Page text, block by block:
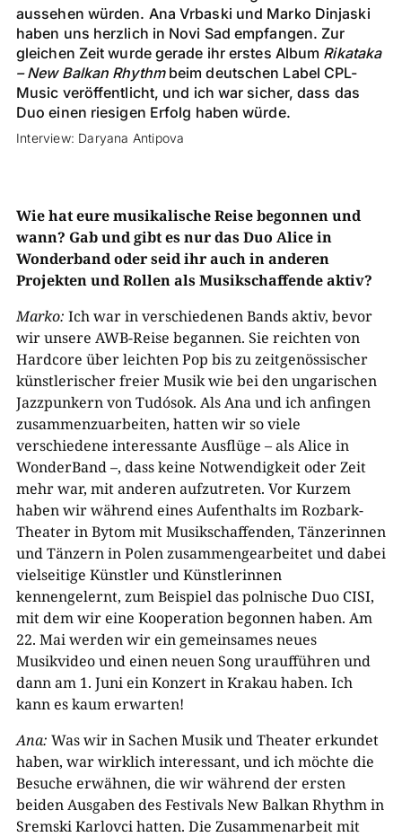
aussehen würden. Ana Vrbaski und Marko Dinjaski
haben uns herzlich in Novi Sad empfangen. Zur
gleichen Zeit wurde gerade ihr erstes Album Rikataka
– New Balkan Rhythmbeim deutschen Label CPL-
Music veröffentlicht, und ich war sicher, dass das
Duo einen riesigen Erfolg haben würde.
Interview: Daryana Antipova
Wie hat eure musikalische Reise begonnen und
wann? Gab und gibt es nur das Duo Alice in
Wonderband oder seid ihr auch in anderen
Projekten und Rollen als Musikschaffende aktiv?
Marko: Ich war in verschiedenen Bands aktiv, bevor
wir unsere AWB-Reise begannen. Sie reichten von
Hardcore über leichten Pop bis zu zeitgenössischer
künstlerischer freier Musik wie bei den ungarischen
Jazzpunkern von Tudósok. Als Ana und ich anfingen
zusammenzuarbeiten, hatten wir so viele
verschiedene interessante Ausflüge – als Alice in
WonderBand –, dass keine Notwendigkeit oder Zeit
mehr war, mit anderen aufzutreten. Vor Kurzem
haben wir während eines Aufenthalts im Rozbark-
Theater in Bytom mit Musikschaffenden, Tänzerinnen
und Tänzern in Polen zusammengearbeitet und dabei
vielseitige Künstler und Künstlerinnen
kennengelernt, zum Beispiel das polnische Duo CISI,
mit dem wir eine Kooperation begonnen haben. Am
22. Mai werden wir ein gemeinsames neues
Musikvideo und einen neuen Song uraufführen und
dann am 1. Juni ein Konzert in Krakau haben. Ich
kann es kaum erwarten!
Ana: Was wir in Sachen Musik und Theater erkundet
haben, war wirklich interessant, und ich möchte die
Besuche erwähnen, die wir während der ersten
beiden Ausgaben des Festivals New Balkan Rhythm in
Sremski Karlovci hatten. Die Zusammenarbeit mit